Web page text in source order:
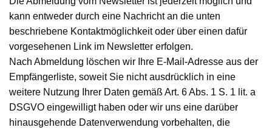
kann entweder durch eine Nachricht an die unten
beschriebene Kontaktmöglichkeit oder über einen dafür
vorgesehenen Link im Newsletter erfolgen.
Nach Abmeldung löschen wir Ihre E-Mail-Adresse aus der
Empfängerliste, soweit Sie nicht ausdrücklich in eine
weitere Nutzung Ihrer Daten gemäß Art. 6 Abs. 1 S. 1 lit. a
DSGVO eingewilligt haben oder wir uns eine darüber
hinausgehende Datenverwendung vorbehalten, die